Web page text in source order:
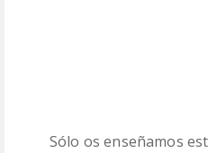
Sólo os enseñamos